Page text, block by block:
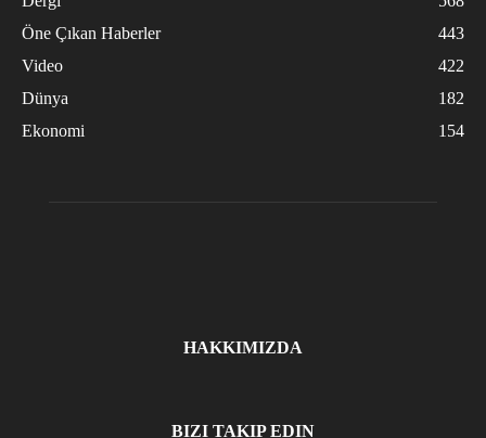
Öne Çıkan Haberler
443
Video
422
Dünya
182
Ekonomi
154
HAKKIMIZDA
BIZI TAKIP EDIN